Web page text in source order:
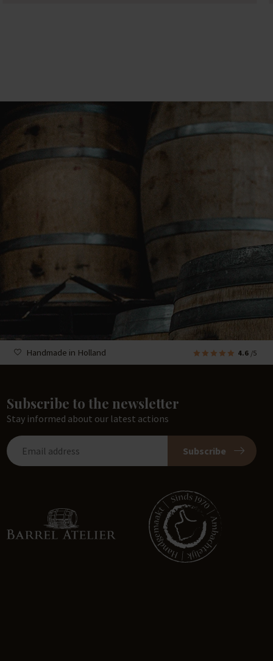
Handmade in Holland 4.6 /5
Subscribe to the newsletter
Stay informed about our latest actions
Subscribe